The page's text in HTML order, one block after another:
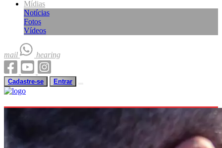
Mídias
Notícias
Fotos
Vídeos
mail hearing
Cadastre-se Entrar